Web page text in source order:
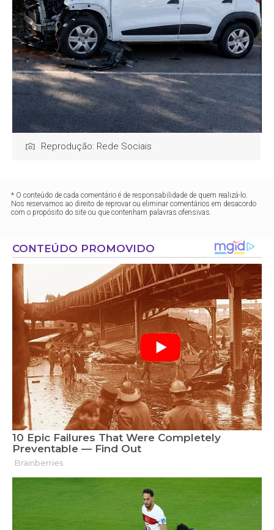
Reprodução: Rede Sociais
* O conteúdo de cada comentário é de responsabilidade de quem realizá-lo.
Nos reservamos ao direito de reprovar ou eliminar comentários em desacordo
com o propósito do site ou que contenham palavras ofensivas.